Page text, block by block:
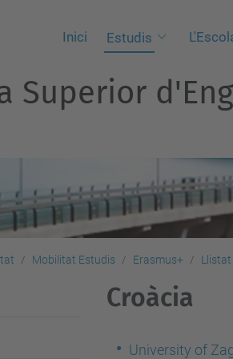
Inici Estudis
Superior
Mobilitat Estudis Erasmus+
Croàcia
University of